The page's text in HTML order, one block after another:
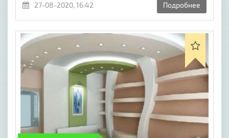
27-08-2020, 16:42 Подробнее